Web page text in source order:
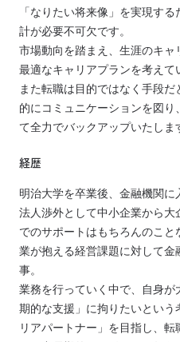
「なりたい将来像」を実現す
計が必要不可欠です。
市場動向を踏まえ、生涯のキ
最適なキャリアプランを考えて
また転職は目的ではなく手段
的にコミュニケーションを図
て全力でバックアップいたしま
経歴
明治大学を卒業後、金融機関に
法人渉外として中小企業から
でのサポートはもちろんのこ
業が抱える経営課題に対して
事。
業務を行っていく中で、自身
期的な支援」に拘りたいとい
リアパートナー」を目指し、